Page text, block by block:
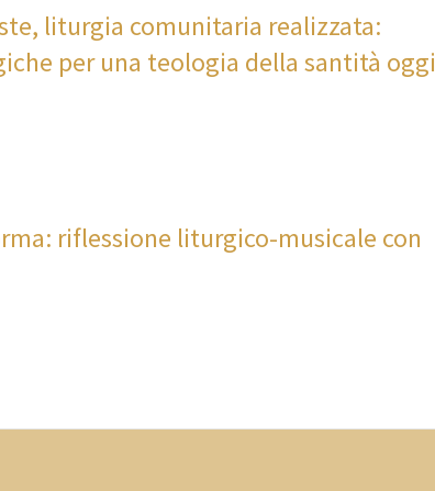
liturgia comunitaria realizzata:
per una teologia della santità oggi
riflessione liturgico-musicale con